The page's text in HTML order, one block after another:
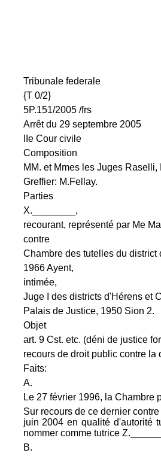
Tribunale federale
{T 0/2}
5P.151/2005 /frs
Arrêt du 29 septembre 2005
IIe Cour civile
Composition
MM. et Mmes les Juges
Greffier: M.Fellay.
Parties
X.________,
recourant, représenté par Me
contre
Chambre des tutelles du district
1966 Ayent,
intimée,
Juge I des districts d'Hérens et
Palais de Justice, 1950 Sion 2.
Objet
art. 9 Cst. etc. (déni de justice
recours de droit public contre la
Faits:
A.
Le 27 février 1996, la Chambre
Sur recours de ce dernier
juin 2004 en qualité d'autorité
nommer comme tutrice
B.